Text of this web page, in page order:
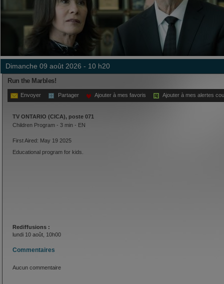
dimanche 09 août 2026 - 10 h20
Run the Marbles!
Envoyer Partager Ajouter à mes favoris Ajouter à mes alertes
TV ONTARIO (CICA), poste 071
Children Program - 3 min - EN
First Aired: May 19 2025
Educational program for kids.
Rediffusions :
lundi 10 août, 10h00
Commentaires
Aucun commentaire